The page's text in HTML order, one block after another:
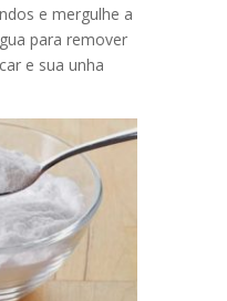
e mergulhe a
para remover
e sua unha